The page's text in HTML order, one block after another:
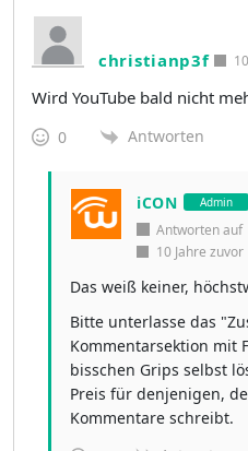
christianp3f
Wird YouTube bald nicht
0 Antworten
iCON Admin
Antworten auf
10 Jahre zuvor
Das weiß keiner,
Bitte unterlasse das
Kommentarsektion mit
bisschen Grips selbst
Preis für denjenigen,
Kommentare schreibt.